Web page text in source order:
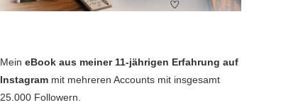
Mein eBook aus meiner 11-jährigen Erfahrung auf
Instagram mit mehreren Accounts mit insgesamt
25.000 Followern.